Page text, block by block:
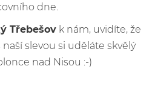
dne.
Třebešovk nám, uvidíte, že
slevou si uděláte skvělý
nad Nisou :-)